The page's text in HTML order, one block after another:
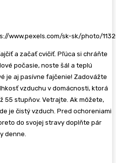
www.pexels.com/sk-sk/photo/
a začať cvičiť. Pľúca si chráňte
počasie, noste šál a teplú
je aj pasívne fajčenie! Zadovážte
vzduchu v domácnosti, ktorá
55 stupňov. Vetrajte. Ak môžete,
je čistý vzduch. Pred ochoreniami
do svojej stravy doplňte pár
denne.